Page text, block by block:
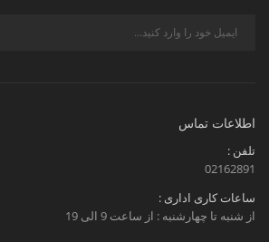
اطلاعات تماس
تلفن :
02162891
ساعات کاری اداری :
از شنبه تا چهارشنبه : از ساعت 9 الی 19